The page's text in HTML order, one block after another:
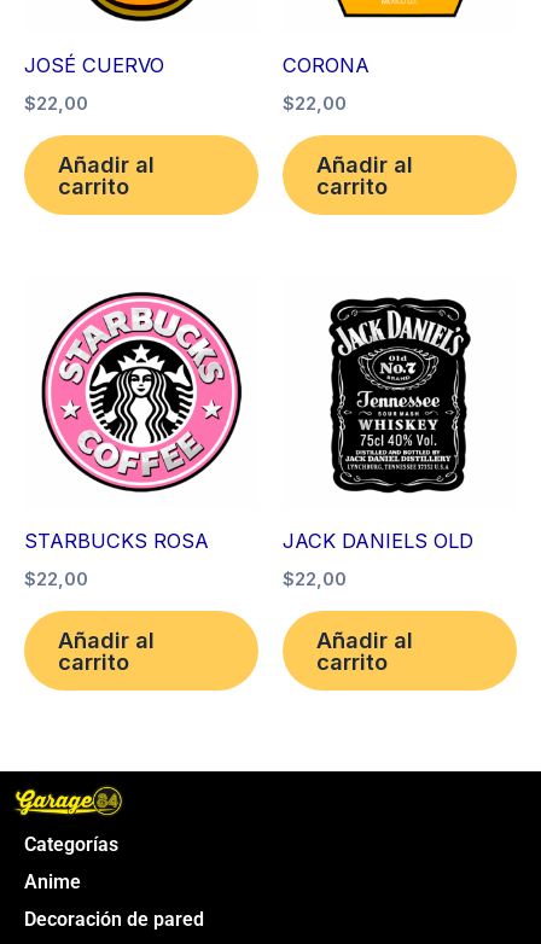
JOSÉ CUERVO
$22,00
Añadir al
carrito
CORONA
$22,00
Añadir al
carrito
STARBUCKS ROSA
$22,00
Añadir al
carrito
JACK DANIELS OLD
$22,00
Añadir al
carrito
Categorías
Anime
Decoración de pared